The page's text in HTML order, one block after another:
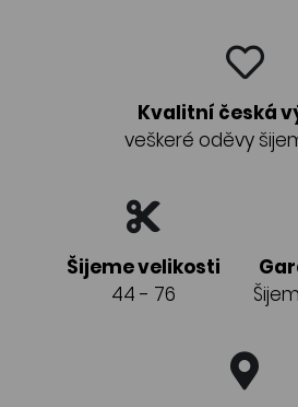
Kvalitní česká
veškeré oděvy
Šijeme velikosti
44 - 76